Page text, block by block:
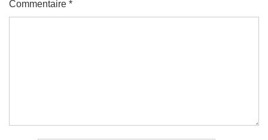
Commentaire *